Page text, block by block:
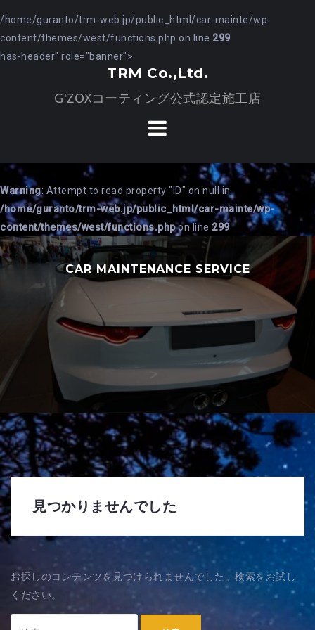
ン
テ
ン
/home/guranto/trm-web.jp/public_html/car-mainte/wp-
content/themes/west/functions.php on line 299
has-header" role="banner">
TRM Co.,Ltd.
G'ZOXコーティング公式認定施工店
Warning: Attempt to read property "ID" on null in
/home/guranto/trm-web.jp/public_html/car-mainte/wp-
content/themes/west/functions.phpon line 299
CAR MAINTENANCE SERVICE
見つかりませんでした
お探しのコンテンツを見つけられませんでした。検索をお試し
ください。